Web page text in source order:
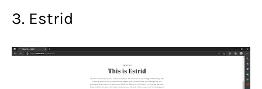
3. Estrid